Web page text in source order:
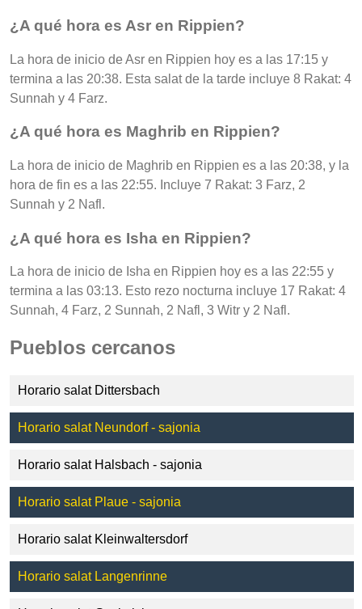
¿A qué hora es Asr en Rippien?
La hora de inicio de Asr en Rippien hoy es a las 17:15 y
termina a las 20:38. Esta salat de la tarde incluye 8 Rakat: 4
Sunnah y 4 Farz.
¿A qué hora es Maghrib en Rippien?
La hora de inicio de Maghrib en Rippien es a las 20:38, y la
hora de fin es a las 22:55. Incluye 7 Rakat: 3 Farz, 2
Sunnah y 2 Nafl.
¿A qué hora es Isha en Rippien?
La hora de inicio de Isha en Rippien hoy es a las 22:55 y
termina a las 03:13. Esto rezo nocturna incluye 17 Rakat: 4
Sunnah, 4 Farz, 2 Sunnah, 2 Nafl, 3 Witr y 2 Nafl.
Pueblos cercanos
Horario salat Dittersbach
Horario salat Neundorf - sajonia
Horario salat Halsbach - sajonia
Horario salat Plaue - sajonia
Horario salat Kleinwaltersdorf
Horario salat Langenrinne